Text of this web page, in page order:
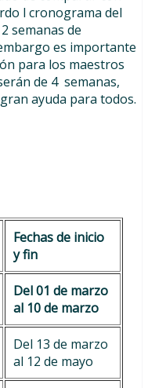
l cronograma del
semanas de
es importante
para los maestros
de 4 semanas,
ayuda para todos.
Fechas de inicio
y fin
Del 01 de marzo
al 10 de marzo
Del 13 de marzo
al 12 de mayo